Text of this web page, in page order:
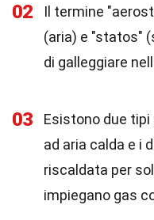
02
Il termine
(aria) e "statos"
di galleggiare
03
Esistono due
ad aria calda e i
riscaldata per
impiegano gas